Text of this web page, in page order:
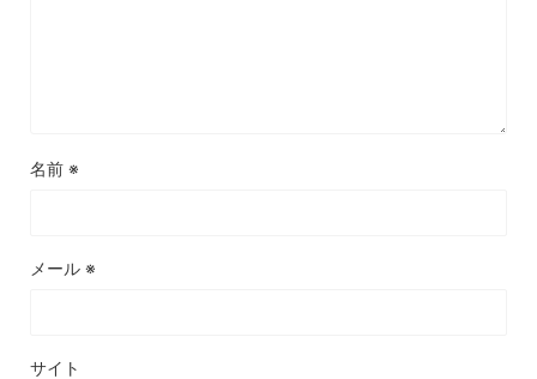
名前 ※
メール ※
サイト